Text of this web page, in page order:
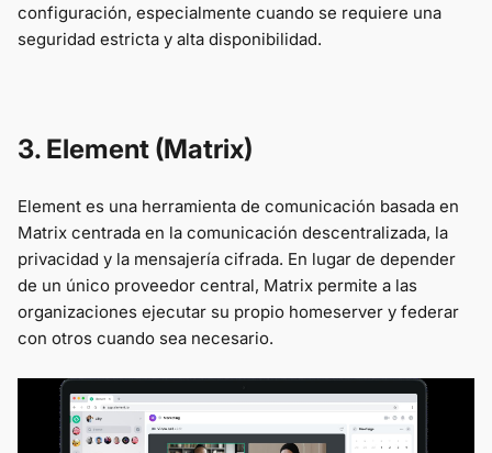
configuración, especialmente cuando se requiere una
seguridad estricta y alta disponibilidad.
3. Element (Matrix)
Element es una herramienta de comunicación basada en
Matrix centrada en la comunicación descentralizada, la
privacidad y la mensajería cifrada. En lugar de depender
de un único proveedor central, Matrix permite a las
organizaciones ejecutar su propio homeserver y federar
con otros cuando sea necesario.